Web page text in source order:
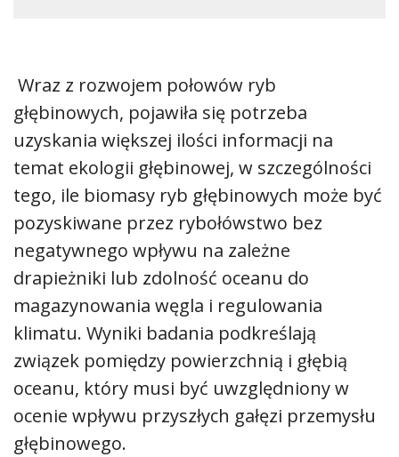
Wraz z rozwojem połowów ryb
głębinowych, pojawiła się potrzeba
uzyskania większej ilości informacji na
temat ekologii głębinowej, w szczególności
tego, ile biomasy ryb głębinowych może być
pozyskiwane przez rybołówstwo bez
negatywnego wpływu na zależne
drapieżniki lub zdolność oceanu do
magazynowania węgla i regulowania
klimatu. Wyniki badania podkreślają
związek pomiędzy powierzchnią i głębią
oceanu, który musi być uwzględniony w
ocenie wpływu przyszłych gałęzi przemysłu
głębinowego.